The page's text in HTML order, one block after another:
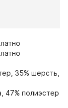
35% шерсть,
47% полиэстер